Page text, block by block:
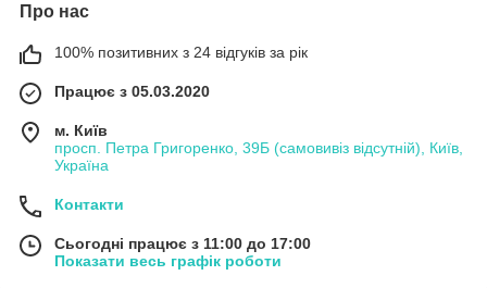
Про нас
100% позитивних з 24 відгуків за рік
Працює з 05.03.2020
м. Київ
просп. Петра Григоренко, 39Б (самовивіз відсутній), Київ,
Україна
Контакти
Сьогодні працює з 11:00 до 17:00
Показати весь графік роботи